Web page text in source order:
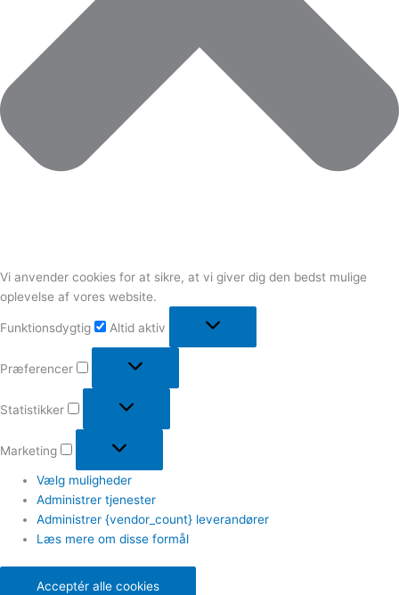
Vi anvender cookies for at sikre, at vi giver dig den bedst mulige
oplevelse af vores website.
Funktionsdygtig Altid aktiv
Præferencer
Statistikker
Marketing
Vælg muligheder
Administrer tjenester
Administrer {vendor_count} leverandører
Læs mere om disse formål
Acceptér alle cookies